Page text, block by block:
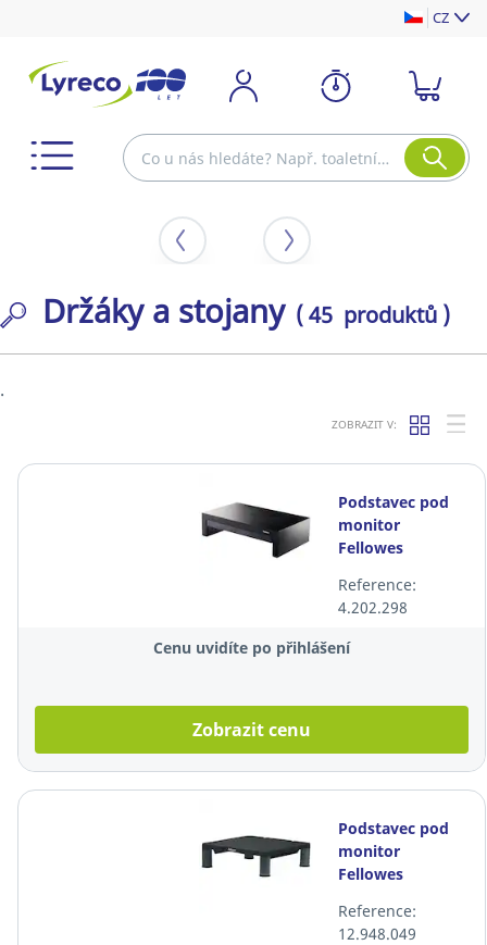
CZ
Držáky a stojany ( 45 produktů )
.
ZOBRAZIT V:
Podstavec pod
monitor
Fellowes
max. 21",
nastavitelný
Reference:
4.202.298
Cenu uvidíte po přihlášení
Zobrazit cenu
Podstavec pod
monitor
Fellowes
21", nastavitelný
Reference:
12.948.049